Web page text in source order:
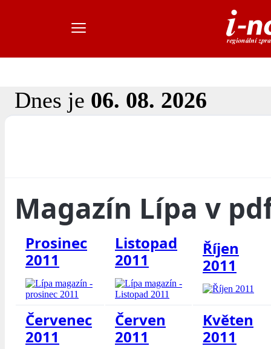
Dnes je 06. 08. 2026
Magazín Lípa v
Prosinec
2011
Listopad
2011
Říjen
2011
Červenec
2011
Červen
2011
Květen
2011